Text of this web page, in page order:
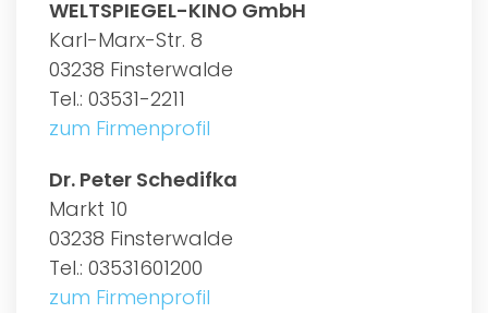
WELTSPIEGEL-KINO GmbH
Karl-Marx-Str. 8
03238 Finsterwalde
Tel.: 03531-2211
zum Firmenprofil
Dr. Peter Schedifka
Markt 10
03238 Finsterwalde
Tel.: 03531601200
zum Firmenprofil